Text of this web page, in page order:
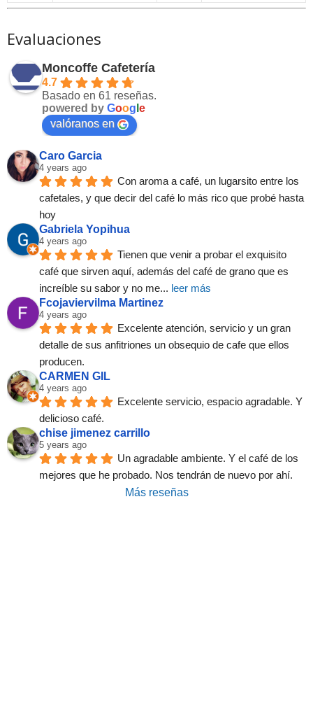
Evaluaciones
Moncoffe Cafetería
4.7
Basado en 61 reseñas.
powered by Goog e
valóranos en
Caro Garcia
4 years ago
Con aroma a café, un lugarsito entre los
cafetales, y que decir del café lo más rico que probé hasta
hoy
Gabriela Yopihua
4 years ago
Tienen que venir a probar el exquisito
café que sirven aquí, además del café de grano que es
increíble su sabor y no me... leer más
Fcojaviervilma Martinez
4 years ago
Excelente atención, servicio y un gran
detalle de sus anfitriones un obsequio de cafe que ellos
producen.
CARMEN GIL
4 years ago
Excelente servicio, espacio agradable. Y
delicioso café.
chise jimenez carrillo
5 years ago
Un agradable ambiente. Y el café de los
mejores que he probado. Nos tendrán de nuevo por ahí.
Más reseñas